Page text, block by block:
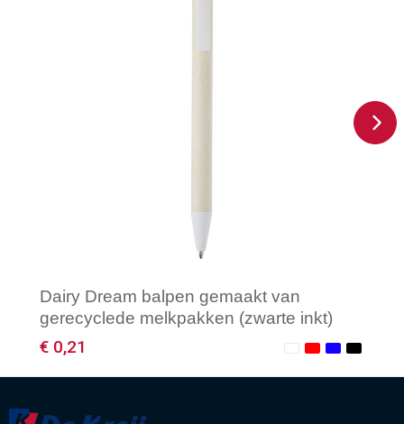
Dairy Dream balpen gemaakt van
gerecyclede melkpakken (zwarte inkt)
€ 0,21